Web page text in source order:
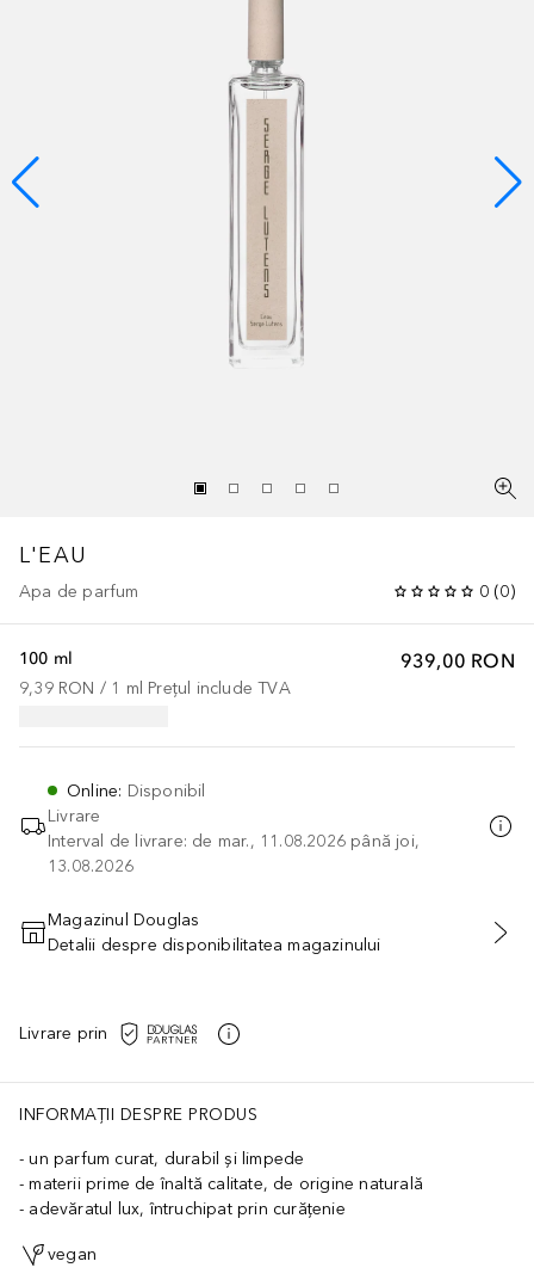
L'EAU
Apa de parfum 0 (0)
939,00 RON
100 ml
9,39 RON / 1 ml Prețul include TVA
Online: Disponibil
Livrare
Interval de livrare: de mar., 11.08.2026 până joi,
13.08.2026
ADĂUGAȚI ÎN COŞ
Magazinul Douglas
Detalii despre disponibilitatea magazinului
Livrare prin
INFORMAȚII DESPRE PRODUS
un parfum curat, durabil și limpede
materii prime de înaltă calitate, de origine naturală
adevăratul lux, întruchipat prin curățenie
vegan